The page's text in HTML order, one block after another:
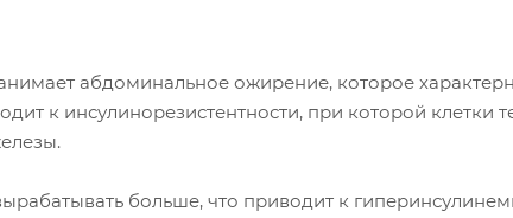
абдоминальное ожирение, которое
к инсулинорезистентности, при которой клетки
больше, что приводит к